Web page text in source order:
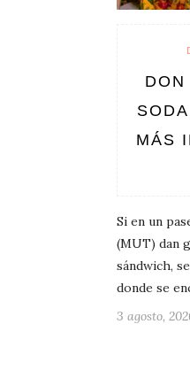
MÁS
Si en un
(MUT) dan
sándwich,
donde se
3 agosto,